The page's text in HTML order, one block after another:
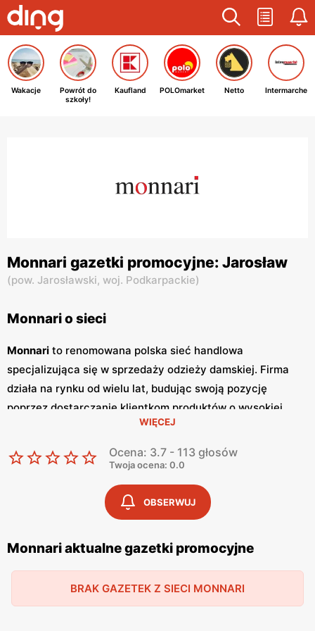
Wakacje
Powrót do
szkoły!
Kaufland POLOmarket Netto Intermarche
Monnari gazetki promocyjne: Jarosław
(pow. Jarosławski, woj. Podkarpackie)
Monnari o sieci
Monnari to renomowana polska sieć handlowa
specjalizująca się w sprzedaży odzieży damskiej. Firma
działa na rynku od wielu lat, budując swoją pozycję
poprzez dostarczanie klientkom produktów o wysokiej
jakości i unikalnym wzornictwie.Monnari
eleganckich kolekcji, które łączą w sobie klasykę z
nowoczesnymi trendami, co sprawia, że każda kobieta
może znaleźć coś dla siebie. Sklepy tej sieci znajdują się w
największych miastach Polski, dzięki czemu są łatwo
dostępne dla szerokiego grona klientek. Sieć
regularnie wydaje
gazetki promocyjne
, w których
prezentowane są najnowsze kolekcje oraz specjalne
na kwartał, pozwalając klientkom na bieżąco śledzić
WIĘCEJ
Ocena: 3.7 - 113 głosów
Twoja ocena: 0.0
OBSERWUJ
Monnari aktualne gazetki promocyjne
BRAK GAZETEK Z SIECI MONNARI